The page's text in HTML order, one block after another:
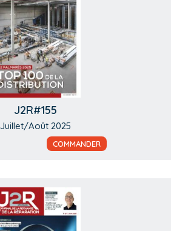
J2R#155
Juillet/Août 2025
COMMANDER